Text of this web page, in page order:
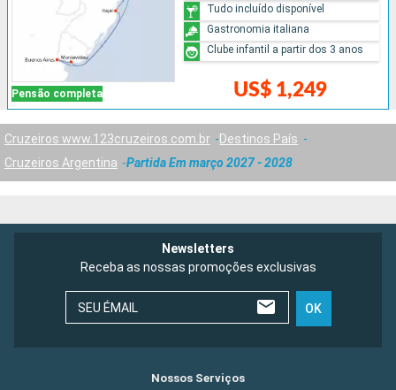
Pensão completa US$ 1,249
Tudo incluído disponível
Gastronomia italiana
Clube infantil a partir dos 3 anos
Cruzeiros www.123cruzeiros.com.br
Destinos País
Cruzeiros Argentina
Partida Em março 2027 - 2028
Newsletters
Receba as nossas promoções exclusivas
SEU ÉMAIL OK
Nossos Serviços